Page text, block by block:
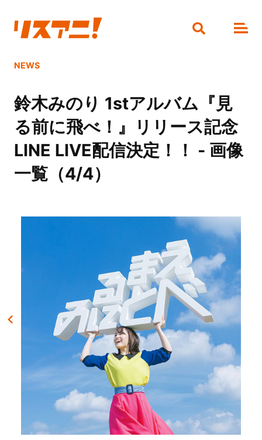
NEWS
鈴木みのり 1stアルバム『見
る前に飛べ！』リリース記念
LINE LIVE配信決定！！ - 画像
一覧（4/4）